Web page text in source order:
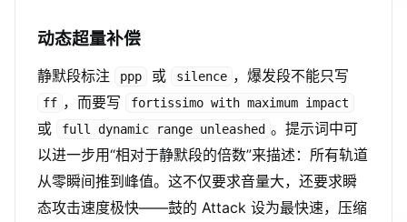
动态超量补偿
静默段标注 ppp 或 silence ，爆发段不能只写
ff ，而要写 fortissimo with maximum impact
或 full dynamic range unleashed 。提示词中可
以进一步用“相对于静默段的倍数”来描述：所有轨道
从零瞬间推到峰值。这不仅要求音量大，还要求瞬
态攻击速度极快——鼓的 Attack 设为最快速，压缩